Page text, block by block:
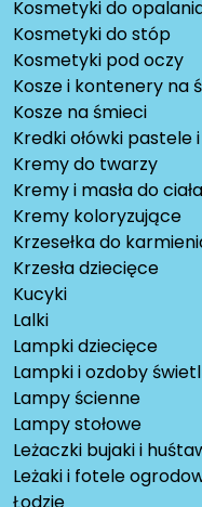
Kosmetyki do
Kosmetyki do stóp
Kosmetyki pod oczy
Kosze i kontenery na
Kosze na śmieci
Kredki ołówki pastele
Kremy do twarzy
Kremy i masła do ciała
Kremy koloryzujące
Krzesełka do
Krzesła dziecięce
Kucyki
Lalki
Lampki dziecięce
Lampki i ozdoby
Lampy ścienne
Lampy stołowe
Leżaczki bujaki i
Leżaki i fotele